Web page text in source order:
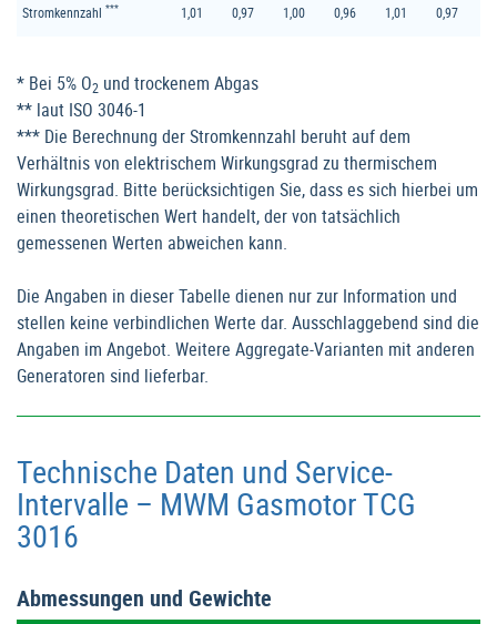
Stromkennzahl *** 1,01 0,97 1,00 0,96 1,01 0,97
* Bei 5% O2 und trockenem Abgas
** laut ISO 3046-1
*** Die Berechnung der Stromkennzahl beruht auf dem
Verhältnis von elektrischem Wirkungsgrad zu thermischem
Wirkungsgrad. Bitte berücksichtigen Sie, dass es sich hierbei um
einen theoretischen Wert handelt, der von tatsächlich
gemessenen Werten abweichen kann.
Die Angaben in dieser Tabelle dienen nur zur Information und
stellen keine verbindlichen Werte dar. Ausschlaggebend sind die
Angaben im Angebot. Weitere Aggregate-Varianten mit anderen
Generatoren sind lieferbar.
Technische Daten und Service-
Intervalle – MWM Gasmotor TCG
3016
Abmessungen und Gewichte